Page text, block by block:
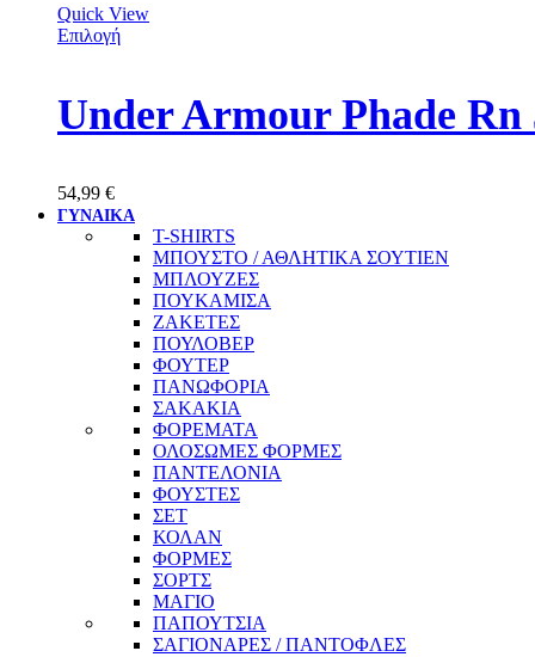
Quick View
Επιλογή
Under Armour Phade Rn
54,99 €
ΓΥΝΑΙΚΑ
T-SHIRTS
ΜΠΟΥΣΤΟ / ΑΘΛΗΤΙΚΑ ΣΟΥΤΙΕΝ
ΜΠΛΟΥΖΕΣ
ΠΟΥΚΑΜΙΣΑ
ΖΑΚΕΤΕΣ
ΠΟΥΛΟΒΕΡ
ΦΟΥΤΕΡ
ΠΑΝΩΦΟΡΙΑ
ΣΑΚΑΚΙΑ
ΦΟΡΕΜΑΤΑ
ΟΛΟΣΩΜΕΣ ΦΟΡΜΕΣ
ΠΑΝΤΕΛΟΝΙΑ
ΦΟΥΣΤΕΣ
ΣΕΤ
ΚΟΛΑΝ
ΦΟΡΜΕΣ
ΣΟΡΤΣ
ΜΑΓΙΟ
ΠΑΠΟΥΤΣΙΑ
ΣΑΓΙΟΝΑΡΕΣ / ΠΑΝΤΟΦΛΕΣ